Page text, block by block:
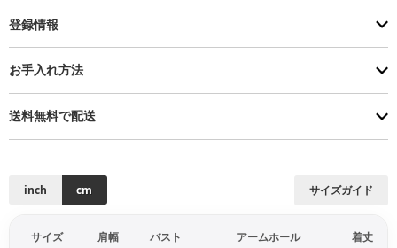
登録情報
お手入れ方法
送料無料で配送
サイズガイド
inch cm
サイズ 肩幅 バスト アームホール 着丈